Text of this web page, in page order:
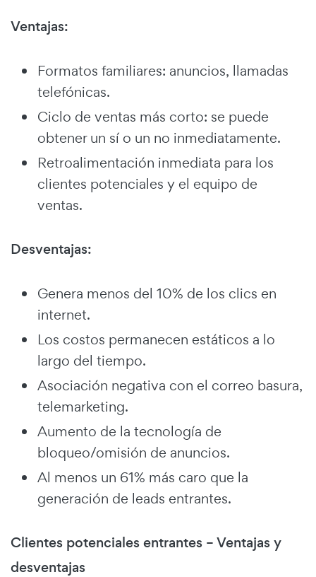
Ventajas:
Formatos familiares: anuncios, llamadas
telefónicas.
Ciclo de ventas más corto: se puede
obtener un sí o un no inmediatamente.
Retroalimentación inmediata para los
clientes potenciales y el equipo de
ventas.
Desventajas:
Genera menos del 10% de los clics en
internet.
Los costos permanecen estáticos a lo
largo del tiempo.
Asociación negativa con el correo basura,
telemarketing.
Aumento de la tecnología de
bloqueo/omisión de anuncios.
Al menos un 61% más caro que la
generación de leads entrantes.
Clientes potenciales entrantes – Ventajas y
desventajas